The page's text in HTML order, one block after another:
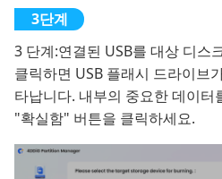
3 단계:연결된 USB를 대상 디스
클릭하면 USB 플래시 드라이브
타납니다. 내부의 중요한 데이터
"확실함" 버튼을 클릭하세요.